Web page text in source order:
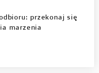
przekonaj się
marzenia